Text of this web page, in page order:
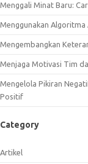
Menggali Minat Baru:
Menggunakan Algoritma
Mengembangkan
Menjaga Motivasi Tim
Mengelola Pikiran
Positif
Category
Artikel